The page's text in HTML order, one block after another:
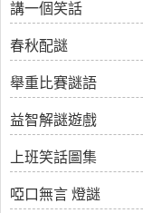
講一個笑話
春秋配謎
舉重比賽謎語
益智解謎遊戲
上班笑話圖集
啞口無言 燈謎